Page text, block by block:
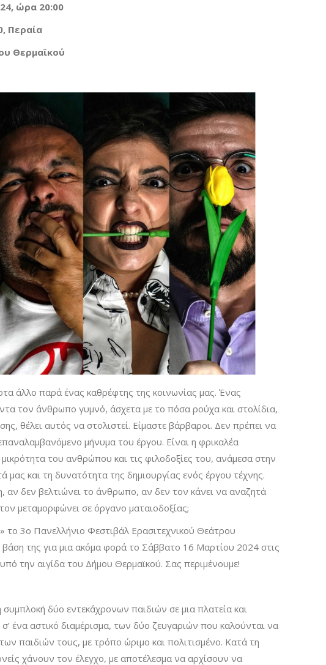
ώρα 20:00
Περαία
Θερμαϊκού
άλλο παρά ένας καθρέφτης της κοινωνίας μας. Ένας
τον άνθρωπο γυμνό, άσχετα με το πόσα ρούχα και στολίδια,
θέλει αυτός να στολιστεί. Είμαστε βάρβαροι. Δεν πρέπει να
μήνυμα του έργου. Είναι η φρικαλέα
του ανθρώπου και τις φιλοδοξίες του, ανάμεσα στην
και τη δυνατότητα της δημιουργίας ενός έργου τέχνης.
αν δεν βελτιώνει το άνθρωπο, αν δεν τον κάνει να αναζητά
μεταμορφώνει σε όργανο ματαιοδοξίας;
το 3ο Πανελλήνιο Φεστιβάλ Ερασιτεχνικού Θεάτρου
βάση της για μια ακόμα φορά το Σάββατο 16 Μαρτίου 2024 στις
την αιγίδα του Δήμου Θερμαϊκού. Σας περιμένουμε!
δύο εντεκάχρονων παιδιών σε μια πλατεία και
ένα αστικό διαμέρισμα, των δύο ζευγαριών που καλούνται να
παιδιών τους, με τρόπο ώριμο και πολιτισμένο. Κατά τη
χάνουν τον έλεγχο, με αποτέλεσμα να αρχίσουν να